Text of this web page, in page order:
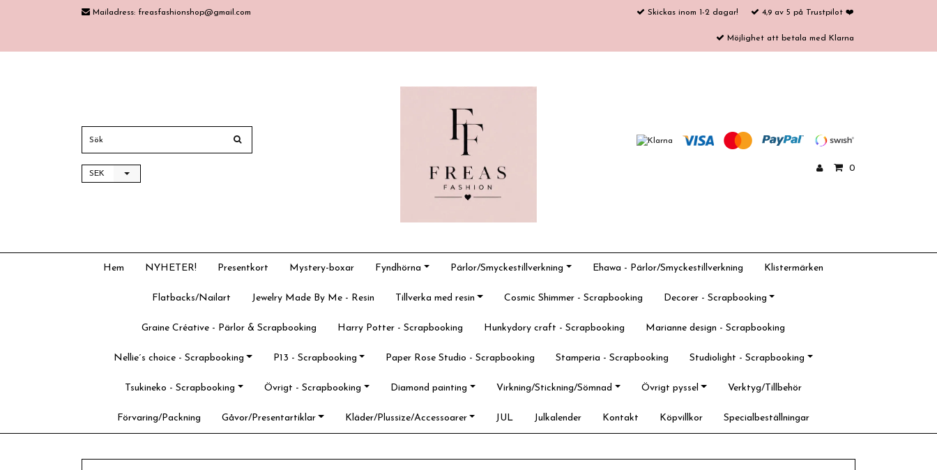
Mailadress: freasfashionshop@gmail.com Skickas inom 1-2 dagar! 4,9 av 5 på Trustpilot ❤️
Möjlighet att betala med Klarna
SEK 0
Hem NYHETER! Presentkort Mystery-boxar Fyndhörna Pärlor/Smyckestillverkning Ehawa - Pärlor/Smyckestillverkning Klistermärken
Flatbacks/Nailart Jewelry Made By Me - Resin Tillverka med resin Cosmic Shimmer - Scrapbooking Decorer - Scrapbooking
Graine Créative - Pärlor & Scrapbooking Harry Potter - Scrapbooking Hunkydory craft - Scrapbooking Marianne design - Scrapbooking
Nellie´s choice - Scrapbooking P13 - Scrapbooking Paper Rose Studio - Scrapbooking Stamperia - Scrapbooking Studiolight - Scrapbooking
Tsukineko - Scrapbooking Övrigt - Scrapbooking Diamond painting Virkning/Stickning/Sömnad Övrigt pyssel Verktyg/Tillbehör
Förvaring/Packning Gåvor/Presentartiklar Kläder/Plussize/Accessoarer JUL Julkalender Kontakt Köpvillkor Specialbeställningar